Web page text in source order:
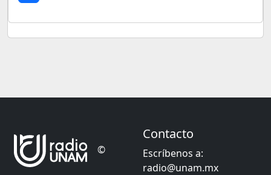
©
Contacto
Escríbenos a:
radio@unam.mx